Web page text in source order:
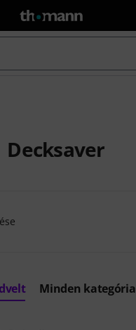
Decksaver
Minden kategória